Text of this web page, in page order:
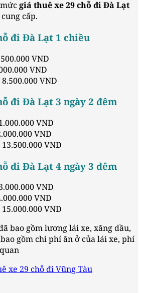
giá thuê xe 29 chỗ đi Đà Lạt
cấp.
đi Đà Lạt 1 chiều
VND
VND
VND
đi Đà Lạt 3 ngày 2 đêm
VND
VND
VND
đi Đà Lạt 4 ngày 3 đêm
VND
VND
VND
bao gồm lương lái xe, xăng dầu,
gồm chi phí ăn ở của lái xe, phí
xe 29 chỗ đi Vũng Tàu